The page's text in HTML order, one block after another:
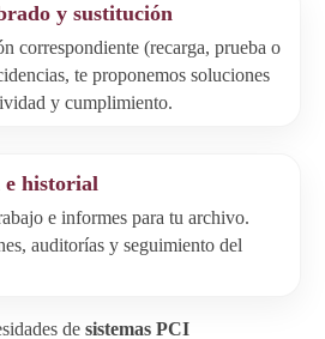
y sustitución
correspondiente (recarga, prueba o
te proponemos soluciones
y cumplimiento.
e historial
e informes para tu archivo.
auditorías y seguimiento del
de sistemas PCI